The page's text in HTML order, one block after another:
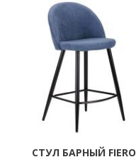
СТУЛ БАРНЫЙ FIERO